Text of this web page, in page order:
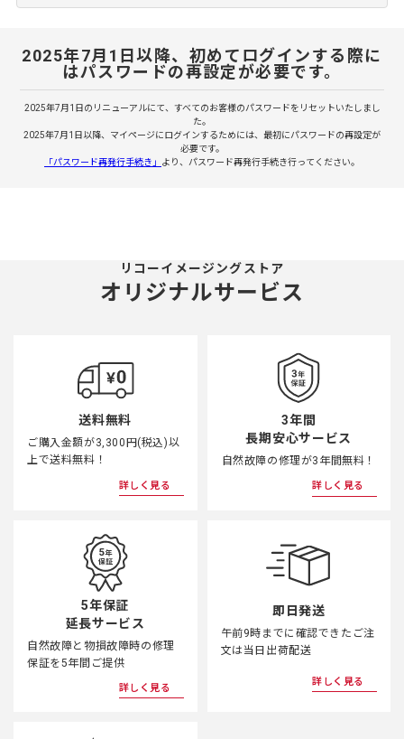
2025年7月1日以降、初めてログインする際に
はパスワードの再設定が必要です。
2025年7月1日のリニューアルにて、すべてのお客様のパスワードをリセットいたしまし
た。
2025年7月1日以降、マイページにログインするためには、最初にパスワードの再設定が
必要です。
「パスワード再発行手続き」 より、パスワード再発行手続き行ってください。
リコーイメージングストア
オリジナルサービス
送料無料
ご購入金額が3,300円(税込)以
上で送料無料！
詳しく見る
3年間
長期安心サービス
自然故障の修理が3年間無料！
詳しく見る
5年保証
延長サービス
自然故障と物損故障時の修理
保証を5年間ご提供
詳しく見る
即日発送
午前9時までに確認できたご注
文は当日出荷配送
詳しく見る